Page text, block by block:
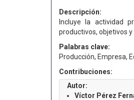
Descripción:
Incluye la actividad
productivos, objetivos
Palabras clave:
Producción, Empresa,
Contribuciones:
Autor:
Víctor Pérez